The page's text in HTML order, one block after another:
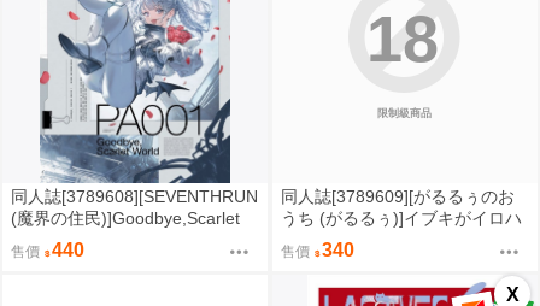
X
同人誌[3789608][SEVENTHRUN
(魔界の住民)]Goodbye,Scarlet
World【特典】 (創作)
售價 440
限制級商品
18
同人誌[3789609][がるるぅのお
うち (がるるぅ)]イブキがイロハ
を攻めまくりエッチをして(絶頂)
イかせちゃうおはなし (蔚藍檔
售價 340